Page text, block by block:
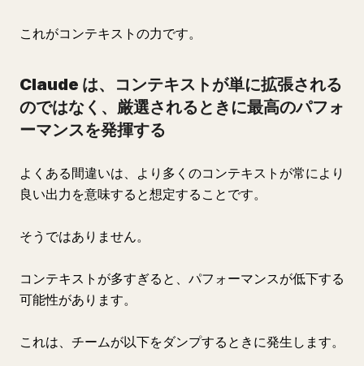
これがコンテキストの力です。
Claude は、コンテキストが単に拡張される
のではなく、厳選されるときに最高のパフォ
ーマンスを発揮する
よくある間違いは、より多くのコンテキストが常により
良い出力を意味すると想定することです。
そうではありません。
コンテキストが多すぎると、パフォーマンスが低下する
可能性があります。
これは、チームが以下をダンプするときに発生します。